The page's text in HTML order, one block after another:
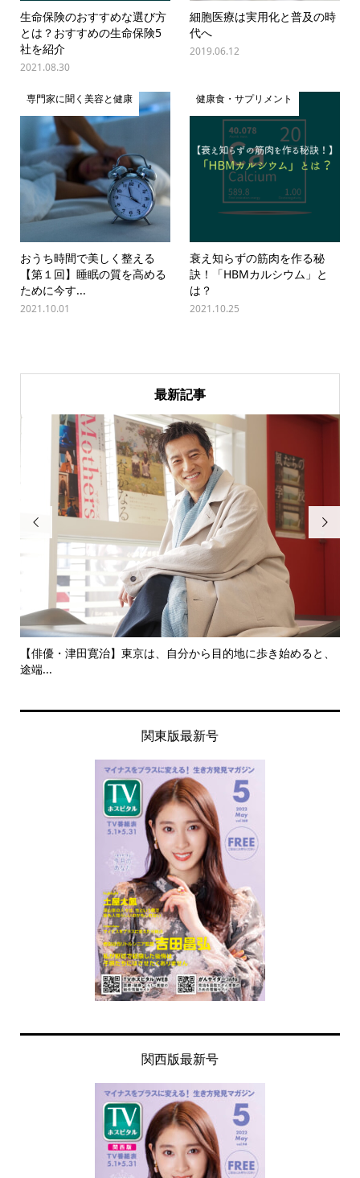
生命保険のおすすめな選び方
とは？おすすめの生命保険5
社を紹介
2021.08.30
細胞医療は実用化と普及の時
代へ
2019.06.12
専門家に聞く美容と健康
おうち時間で美しく整える
【第１回】睡眠の質を高める
ために今す...
2021.10.01
健康食・サプリメント
衰え知らずの筋肉を作る秘
訣！「HBMカルシウム」と
は？
2021.10.25
最新記事

【俳優・津田寛治】東京は、自分から目的地に歩き始めると、
途端...

関東版最新号
関西版最新号